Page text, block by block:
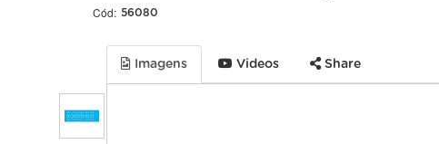
Cód: 56080
Imagens Videos
Share